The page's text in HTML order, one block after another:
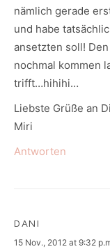
nämlich gerade
und habe
ansetzten soll!
nochmal kommen
trifft…hihihi…
Liebste Grüße an
Miri
Antworten
DANI
says:
15 Nov., 2012 at 9:32